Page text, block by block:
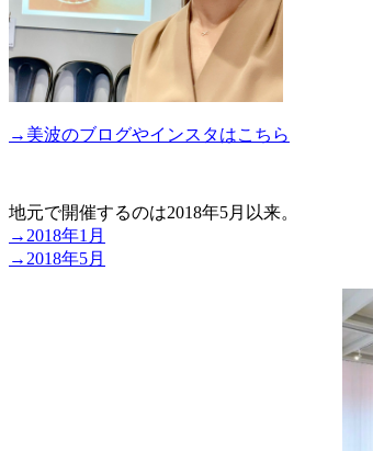
→美波のブログやインスタはこちら
地元で開催するのは2018年5月以来。
→2018年1月
→2018年5月